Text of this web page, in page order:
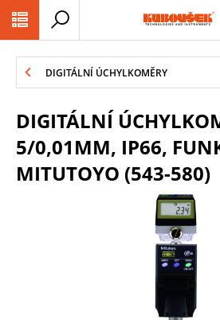
DIGITÁLNÍ ÚCHYLKOMĚRY
DIGITÁLNÍ
5/0,01MM, IP66,
MITUTOYO (543-580)